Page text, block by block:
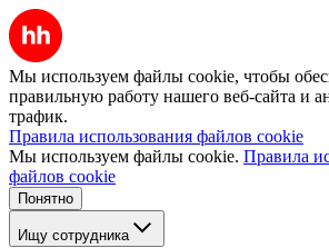
Мы используем файлы cookie, чтобы
правильную работу нашего веб-сайта и
трафик.
Правила использования файлов cookie
Мы используем файлы cookie. Правила
файлов cookie
Понятно
Ищу сотрудника